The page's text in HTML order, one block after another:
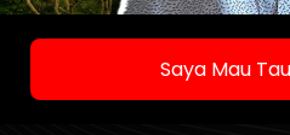
Saya Mau